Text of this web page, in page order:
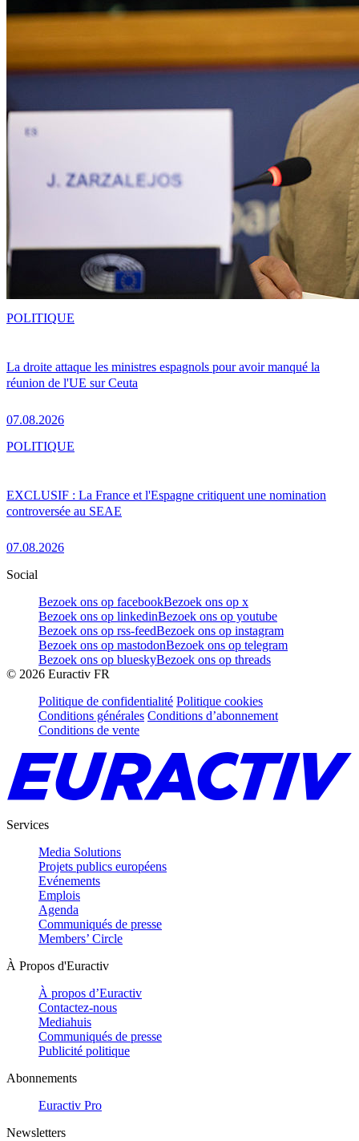
La droite attaque les ministres espagnols pour avoir manqué la
réunion de l'UE sur Ceuta
07.08.2026
POLITIQUE
EXCLUSIF : La France et l'Espagne critiquent une nomination
controversée au SEAE
07.08.2026
POLITIQUE
Social
Bezoek ons op facebookBezoek ons op x
Bezoek ons op linkedinBezoek ons op youtube
Bezoek ons op rss-feedBezoek ons op instagram
Bezoek ons op mastodonBezoek ons op telegram
Bezoek ons op blueskyBezoek ons op threads
© 2026 Euractiv FR
Politique de confidentialité Politique cookies
Conditions générales Conditions d’abonnement
Conditions de vente
Services
Media Solutions
Projets publics européens
Evénements
Emplois
Agenda
Communiqués de presse
Members’ Circle
À Propos d'Euractiv
À propos d’Euractiv
Contactez-nous
Mediahuis
Communiqués de presse
Publicité politique
Abonnements
Euractiv Pro
Newsletters